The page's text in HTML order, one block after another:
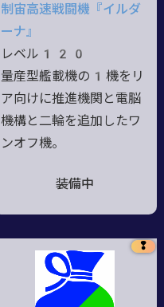
制宙高速戦闘機『イルダ
ーナ』
レベル120
量産型艦載機の1機をリ
ア向けに推進機関と電脳
機構と二輪を追加したワ
ンオフ機。
装備中
❢